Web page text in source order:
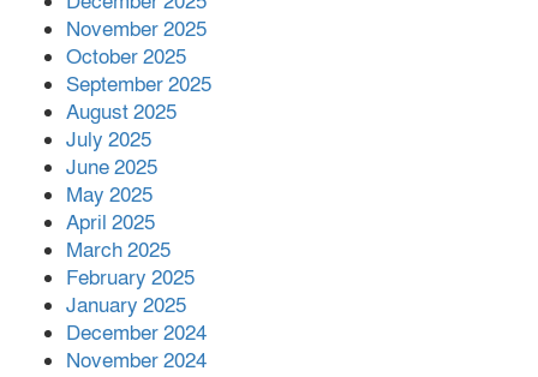
November 2025
October 2025
September 2025
August 2025
July 2025
June 2025
May 2025
April 2025
March 2025
February 2025
January 2025
December 2024
November 2024